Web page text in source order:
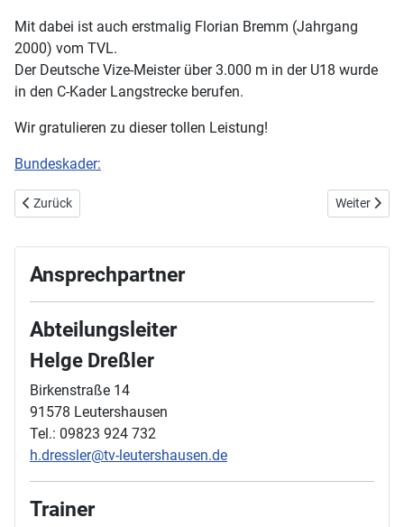
Mit dabei ist auch erstmalig Florian Bremm (Jahrgang
2000) vom TVL.
Der Deutsche Vize-Meister über 3.000 m in der U18 wurde
in den C-Kader Langstrecke berufen.
Wir gratulieren zu dieser tollen Leistung!
Bundeskader:
Vorheriger Beitrag: 5. November 2016 Lichterlauf in Rothenburg
Zurück Nächster
Weiter
Ansprechpartner
Abteilungsleiter
Helge Dreßler
Birkenstraße 14
91578 Leutershausen
Tel.: 09823 924 732
h.dressler@tv-leutershausen.de
Trainer